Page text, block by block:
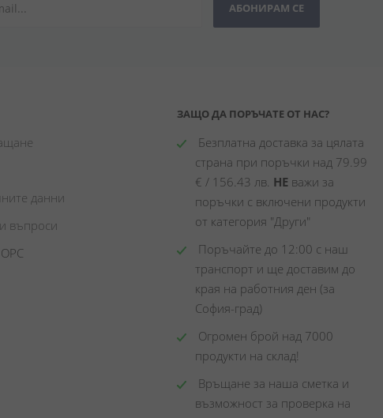
АБОНИРАМ СЕ
данни
въпроси
ЗАЩО ДА ПОРЪЧАТЕ ОТ НАС?
Безплатна доставка за цялата
страна при поръчки над 79.99
€ / 156.43 лв. НЕ важи за
поръчки с включени продукти
от категория "Други"
Поръчайте до 12:00 с наш
транспорт и ще доставим до
края на работния ден (за
София-град)
Огромен брой над 7000
продукти на склад!
Връщане за наша сметка и
възможност за проверка на